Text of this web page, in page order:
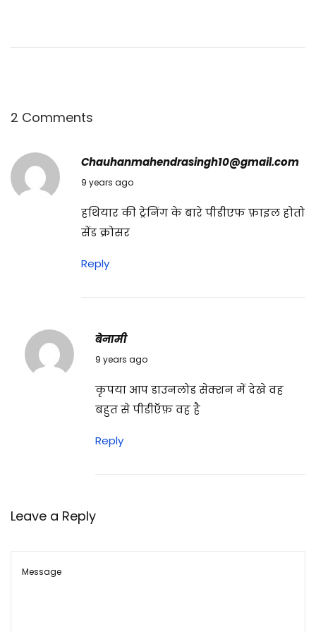
न
स्ते
मा
क्या
2 Comments
Chauhanmahendrasingh10@gmail.com
9 years ago30/05/2017
हथियार की ट्रेनिंग के बारे पीडीएफ फ़ाइल होतो
सेंड क्रोसर
Reply
बेनामी
9 years ago30/05/2017
कृपया आप डाउनलोड सेक्शन में देखे वह
बहुत से पीडीऍफ़ वह है
Reply
Leave a Reply